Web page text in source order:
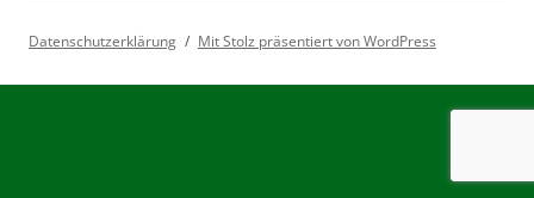
Datenschutzerklärung Mit Stolz präsentiert von WordPress